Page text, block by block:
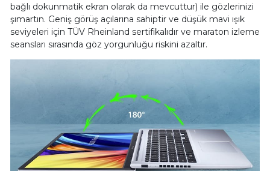
bağlı dokunmatik ekran olarak da mevcuttur) ile gözlerinizi
şımartın. Geniş görüş açılarına sahiptir ve düşük mavi ışık
seviyeleri için TÜV Rheinland sertifikalıdır ve maraton izleme
seansları sırasında göz yorgunluğu riskini azaltır.